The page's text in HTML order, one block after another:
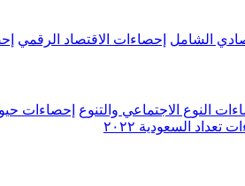
الشامل إحصاءات الاقتصاد الرقمي
النوع الاجتماعي والتنوع إحصاءات
تعداد السعودية ٢٠٢٢